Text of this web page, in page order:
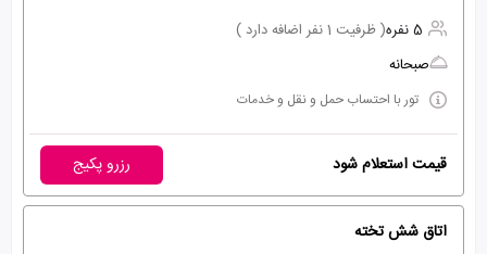
5 نفره
( ظرفیت 1 نفر اضافه دارد )
صبحانه
تور با احتساب حمل و نقل و خدمات
قیمت استعلام شود رزرو پکیج
اتاق شش تخته